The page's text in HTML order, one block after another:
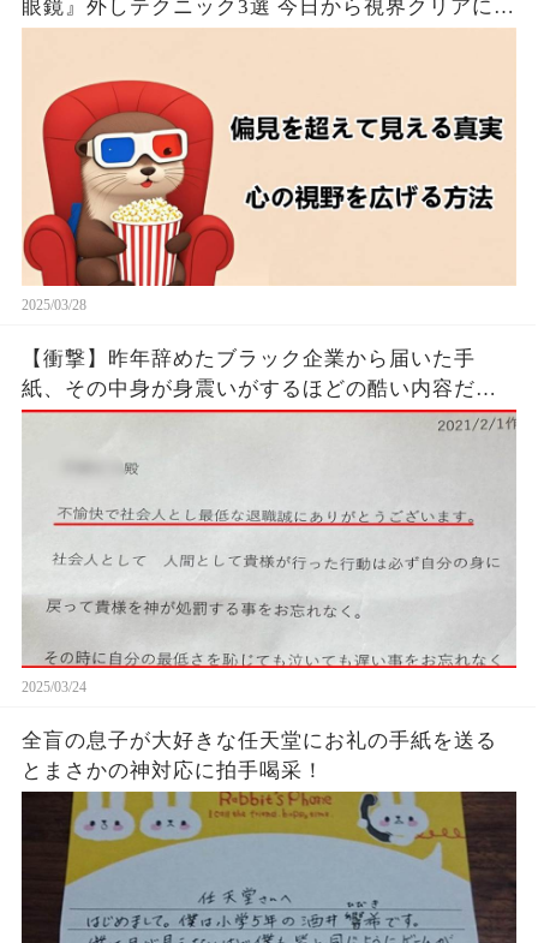
眼鏡』外しテクニック3選 今日から視界クリアにな
2025/03/28
【衝撃】昨年辞めたブラック企業から届いた手
紙、その中身が身震いがするほどの酷い内容だっ
た…...
2025/03/24
全盲の息子が大好きな任天堂にお礼の手紙を送る
とまさかの神対応に拍手喝采！